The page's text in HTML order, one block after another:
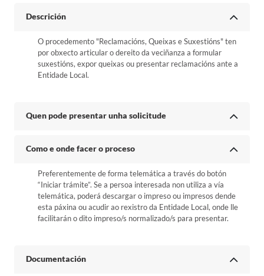
Descrición
O procedemento "Reclamacións, Queixas e Suxestións" ten
por obxecto articular o dereito da veciñanza a formular
suxestións, expor queixas ou presentar reclamacións ante a
Entidade Local.
Quen pode presentar unha solicitude
Como e onde facer o proceso
Preferentemente de forma telemática a través do botón
“Iniciar trámite”. Se a persoa interesada non utiliza a vía
telemática, poderá descargar o impreso ou impresos dende
esta páxina ou acudir ao rexistro da Entidade Local, onde lle
facilitarán o dito impreso/s normalizado/s para presentar.
Documentación